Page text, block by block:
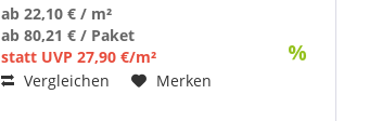
ab 22,10 € / m²
ab 80,21 € / Paket
statt UVP 27,90 €/m²
Vergleichen
Merken